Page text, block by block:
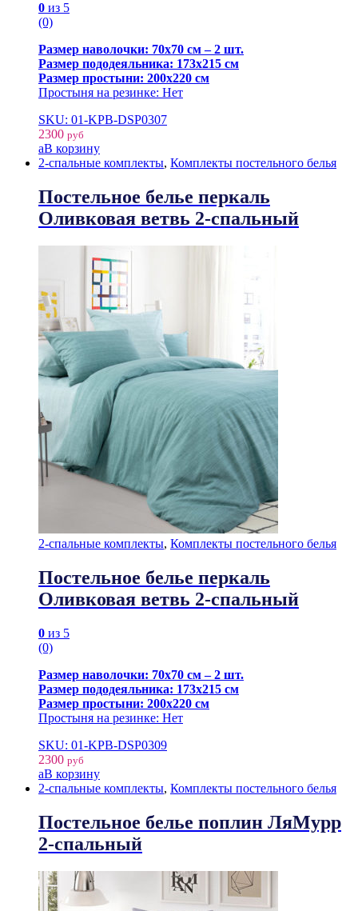
0 из 5
(0)
Размер наволочки: 70х70 см – 2 шт.
Размер пододеяльника: 173х215 см
Размер простыни: 200х220 см
Простыня на резинке: Нет
SKU: 01-KPB-DSP0307
2300 руб
В корзину
2-спальные комплекты, Комплекты постельного белья
Постельное белье перкаль
Оливковая ветвь 2-спальный
2-спальные комплекты, Комплекты постельного белья
Постельное белье перкаль
Оливковая ветвь 2-спальный
0 из 5
(0)
Размер наволочки: 70х70 см – 2 шт.
Размер пододеяльника: 173х215 см
Размер простыни: 200х220 см
Простыня на резинке: Нет
SKU: 01-KPB-DSP0309
2300 руб
В корзину
2-спальные комплекты, Комплекты постельного белья
Постельное белье поплин ЛяМурр
2-спальный